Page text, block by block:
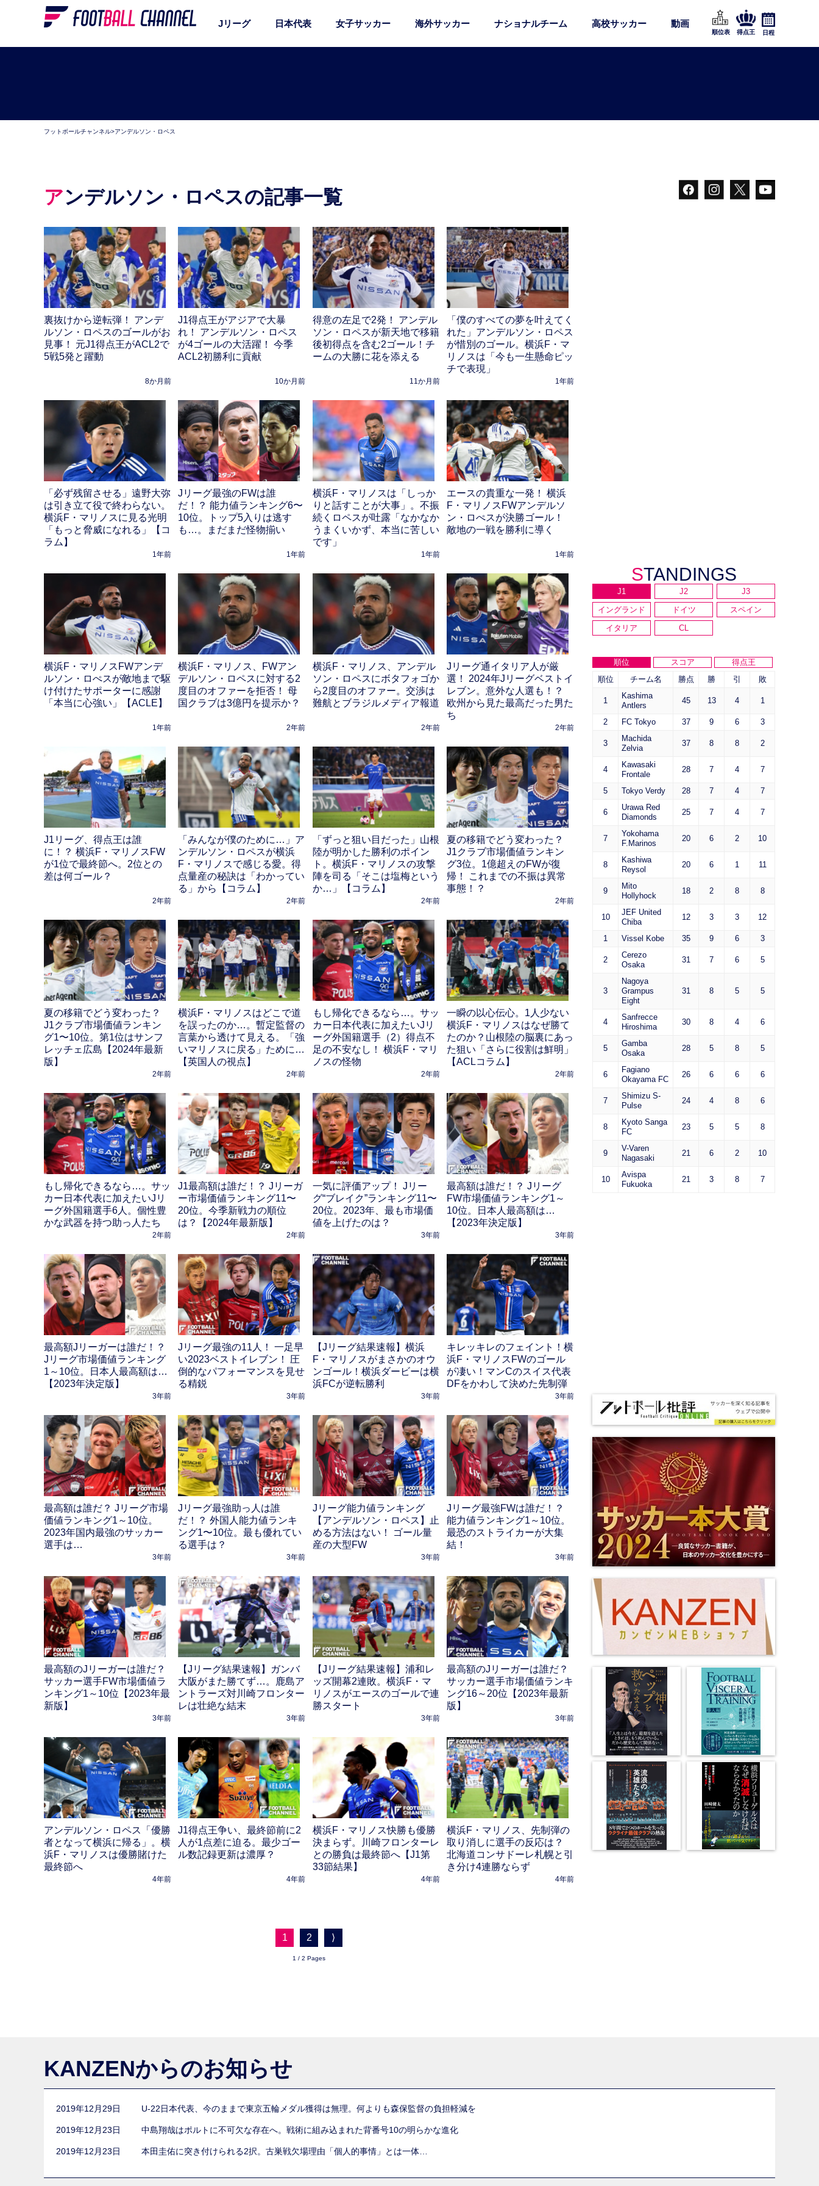
Jリーグ 日本代表 女子サッカー 海外サッカー ナショナルチーム 高校サッカー 動画
順位表 得点王 日程
フットボールチャンネル>アンデルソン・ロペス
アンデルソン・ロペスの記事一覧
裏抜けから逆転弾！ アンデ
ルソン・ロペスのゴールがお
見事！ 元J1得点王がACL2で
5戦5発と躍動
8か月前
J1得点王がアジアで大暴
れ！ アンデルソン・ロペス
が4ゴールの大活躍！ 今季
ACL2初勝利に貢献
10か月前
得意の左足で2発！ アンデル
ソン・ロペスが新天地で移籍
後初得点を含む2ゴール！チ
ームの大勝に花を添える
11か月前
「僕のすべての夢を叶えてく
れた」アンデルソン・ロペス
が惜別のゴール。横浜F・マ
リノスは「今も一生懸命ピッ
チで表現」
1年前
「必ず残留させる」遠野大弥
は引き立て役で終わらない。
横浜F・マリノスに見る光明
「もっと脅威になれる」【コ
ラム】
1年前
Jリーグ最強のFWは誰
だ！？ 能力値ランキング6〜
10位。トップ5入りは逃す
も…。まだまだ怪物揃い
1年前
横浜F・マリノスは「しっか
りと話すことが大事」。不振
続くロペスが吐露「なかなか
うまくいかず、本当に苦しい
です」
1年前
エースの貴重な一発！ 横浜
F・マリノスFWアンデルソ
ン・ロぺスが決勝ゴール！
敵地の一戦を勝利に導く
1年前
横浜F・マリノスFWアンデ
ルソン・ロぺスが敵地まで駆
け付けたサポーターに感謝
「本当に心強い」【ACLE】
1年前
横浜F・マリノス、FWアン
デルソン・ロペスに対する2
度目のオファーを拒否！ 母
国クラブは3億円を提示か？
2年前
横浜F・マリノス、アンデル
ソン・ロペスにボタフォゴか
ら2度目のオファー。交渉は
難航とブラジルメディア報道
2年前
Jリーグ通イタリア人が厳
選！ 2024年Jリーグベストイ
レブン。意外な人選も！？
欧州から見た最高だった男た
ち
2年前
J1リーグ、得点王は誰
に！？ 横浜F・マリノスFW
が1位で最終節へ。2位との
差は何ゴール？
2年前
「みんなが僕のために…」ア
ンデルソン・ロペスが横浜
F・マリノスで感じる愛。得
点量産の秘訣は「わかってい
る」から【コラム】
2年前
「ずっと狙い目だった」山根
陸が明かした勝利のポイン
ト。横浜F・マリノスの攻撃
陣を司る「そこは塩梅という
か…」【コラム】
2年前
夏の移籍でどう変わった？
J1クラブ市場価値ランキン
グ3位。1億超えのFWが復
帰！ これまでの不振は異常
事態！？
2年前
夏の移籍でどう変わった？
J1クラブ市場価値ランキン
グ1〜10位。第1位はサンフ
レッチェ広島【2024年最新
版】
2年前
横浜F・マリノスはどこで道
を誤ったのか…。暫定監督の
言葉から透けて見える。「強
いマリノスに戻る」ために…
【英国人の視点】
2年前
もし帰化できるなら…。サッ
カー日本代表に加えたいJリ
ーグ外国籍選手（2）得点不
足の不安なし！ 横浜F・マリ
ノスの怪物
2年前
一瞬の以心伝心。1人少ない
横浜F・マリノスはなぜ勝て
たのか？山根陸の脳裏にあっ
た狙い「さらに役割は鮮明」
【ACLコラム】
2年前
もし帰化できるなら…。サッ
カー日本代表に加えたいJリ
ーグ外国籍選手6人。個性豊
かな武器を持つ助っ人たち
2年前
J1最高額は誰だ！？ Jリーガ
ー市場価値ランキング11〜
20位。今季新戦力の順位
は？【2024年最新版】
2年前
一気に評価アップ！ Jリー
グ“ブレイク”ランキング11〜
20位。2023年、最も市場価
値を上げたのは？
3年前
最高額は誰だ！？ Jリーグ
FW市場価値ランキング1～
10位。日本人最高額は…
【2023年決定版】
3年前
最高額Jリーガーは誰だ！？
Jリーグ市場価値ランキング
1～10位。日本人最高額は…
【2023年決定版】
3年前
Jリーグ最強の11人！ 一足早
い2023ベストイレブン！ 圧
倒的なパフォーマンスを見せ
る精鋭
3年前
【Jリーグ結果速報】横浜
F・マリノスがまさかのオウ
ンゴール！横浜ダービーは横
浜FCが逆転勝利
3年前
キレッキレのフェイント！横
浜F・マリノスFWのゴール
が凄い！マンCのスイス代表
DFをかわして決めた先制弾
3年前
最高額は誰だ？ Jリーグ市場
価値ランキング1～10位。
2023年国内最強のサッカー
選手は…
3年前
Jリーグ最強助っ人は誰
だ！？ 外国人能力値ランキ
ング1〜10位。最も優れてい
る選手は？
3年前
Jリーグ能力値ランキング
【アンデルソン・ロペス】止
める方法はない！ ゴール量
産の大型FW
3年前
Jリーグ最強FWは誰だ！？
能力値ランキング1～10位。
最恐のストライカーが大集
結！
3年前
最高額のJリーガーは誰だ？
サッカー選手FW市場価値ラ
ンキング1～10位【2023年最
新版】
3年前
【Jリーグ結果速報】ガンバ
大阪がまた勝てず…。鹿島ア
ントラーズ対川崎フロンター
レは壮絶な結末
3年前
【Jリーグ結果速報】浦和レ
ッズ開幕2連敗。横浜F・マ
リノスがエースのゴールで連
勝スタート
3年前
最高額のJリーガーは誰だ？
サッカー選手市場価値ランキ
ング16～20位【2023年最新
版】
3年前
アンデルソン・ロペス「優勝
者となって横浜に帰る」。横
浜F・マリノスは優勝賭けた
最終節へ
4年前
J1得点王争い、最終節前に2
人が1点差に迫る。最少ゴー
ル数記録更新は濃厚？
4年前
横浜F・マリノス快勝も優勝
決まらず。川崎フロンターレ
との勝負は最終節へ【J1第
33節結果】
4年前
横浜F・マリノス、先制弾の
取り消しに選手の反応は？
北海道コンサドーレ札幌と引
き分け4連勝ならず
4年前
1 2 ⟩
1 / 2 Pages
STANDINGS
J1 J2
J3
イングランド
ドイツ
スペイン
イタリア
CL
順位 スコア
得点王
順位
チーム名 勝点 勝 引 敗
1
Kashima
Antlers
45 13 4 1
2 FC Tokyo 37 9 6 3
3
Machida
Zelvia
37 8 8 2
4
Kawasaki
Frontale
28 7 4 7
5 Tokyo Verdy 28 7 4 7
6
Urawa Red
Diamonds
25 7 4 7
7
Yokohama
F.Marinos
20 6 2 10
8
Kashiwa
Reysol
20 6 1 11
9
Mito
Hollyhock
18 2 8 8
10
JEF United
Chiba
12 3 3 12
1 Vissel Kobe 35 9 6 3
2
Cerezo
Osaka
31 7 6 5
3
Nagoya
Grampus
Eight
31 8 5 5
4
Sanfrecce
Hiroshima
30 8 4 6
5
Gamba
Osaka
28 5 8 5
6
Fagiano
Okayama FC
26 6 6 6
7
Shimizu S-
Pulse
24 4 8 6
8
Kyoto Sanga
FC
23 5 5 8
9
V-Varen
Nagasaki
21 6 2 10
10
Avispa
Fukuoka
21 3 8 7
KANZENからのお知らせ
2019年12月29日 U-22日本代表、今のままで東京五輪メダル獲得は無理。何よりも森保監督の負担軽減を
2019年12月23日 中島翔哉はポルトに不可欠な存在へ。戦術に組み込まれた背番号10の明らかな進化
2019年12月23日 本田圭佑に突き付けられる2択。古巣戦欠場理由「個人的事情」とは一体…